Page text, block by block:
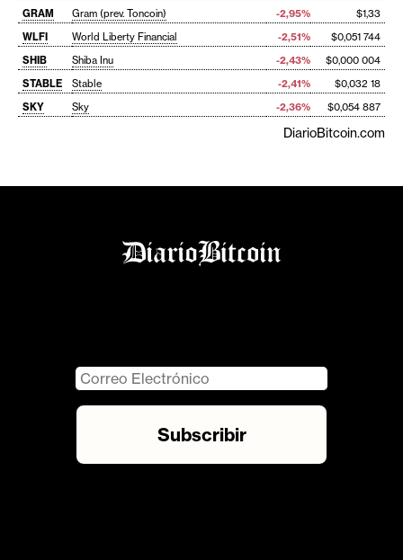
GRAM
Gram (prev. Toncoin) -2,95%
$1,33
WLFI
World Liberty Financial -2,51%
$0,051 744
SHIB
Shiba Inu -2,43%
$0,000 004
STABLE
Stable -2,41%
$0,032 18
SKY
Sky -2,36% $0,054 887
DiarioBitcoin.com